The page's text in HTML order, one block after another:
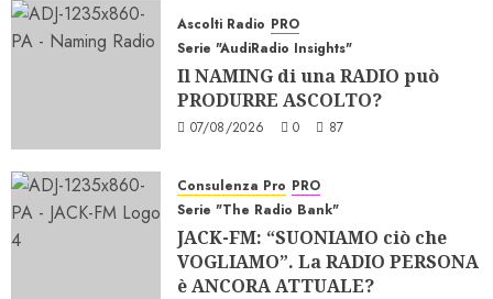
Ascolti Radio PRO
Serie "AudiRadio Insights"
Il NAMING di una RADIO può
PRODURRE ASCOLTO?
07/08/2026 0 87
Consulenza Pro PRO
Serie "The Radio Bank"
JACK-FM: “SUONIAMO ciò che
VOGLIAMO”. La RADIO PERSONA
è ANCORA ATTUALE?